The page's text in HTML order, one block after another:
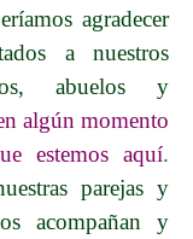
agradecer
a nuestros
abuelos y
algún momento
estemos aquí.
parejas y
acompañan y